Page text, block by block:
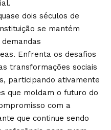
dois séculos de
se mantém
Enfrenta os desafios
transformações sociais
participando ativamente
que moldam o futuro do
com a
que continue sendo